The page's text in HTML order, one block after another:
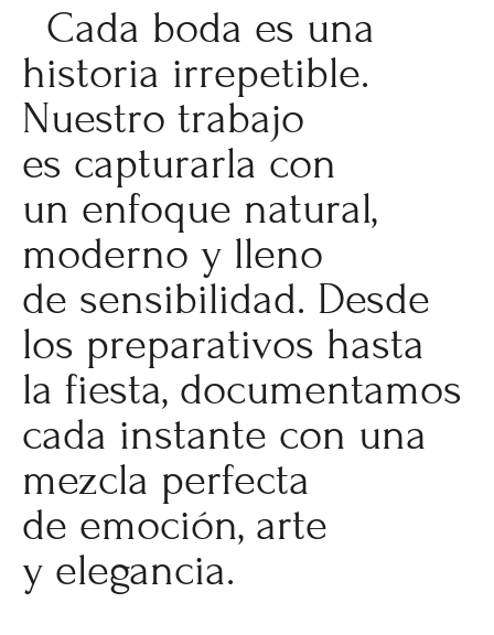
Cada boda es una
historia irrepetible.
Nuestro trabajo
es capturarla con
un enfoque natural,
moderno y lleno
de sensibilidad. Desde
los preparativos hasta
la fiesta, documentamos
cada instante con una
mezcla perfecta
de emoción, arte
y elegancia.